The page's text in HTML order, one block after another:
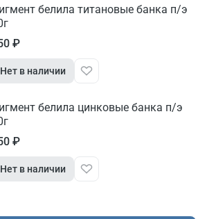
белила титановые банка п/э
₽
Нет в наличии
белила цинковые банка п/э
₽
Нет в наличии